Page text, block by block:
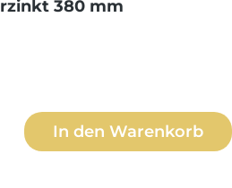
380 mm
den gewünschten
In den Warenkorb